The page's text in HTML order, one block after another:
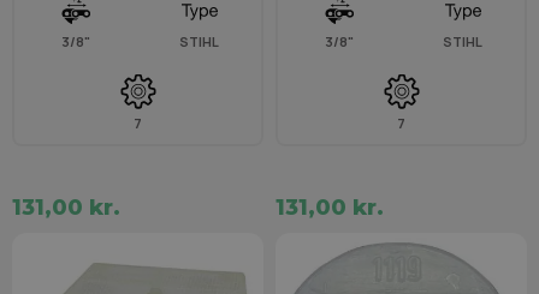
3/8" STIHL
7
131,00 kr.
3/8" STIHL
7
131,00 kr.